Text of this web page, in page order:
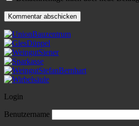
Login
Benutzername